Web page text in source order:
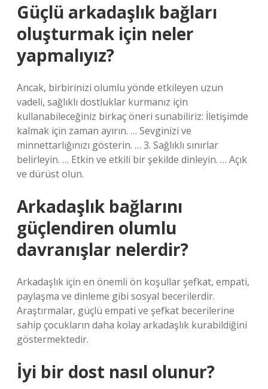
Güçlü arkadaşlık bağları
oluşturmak için neler
yapmalıyız?
Ancak, birbirinizi olumlu yönde etkileyen uzun
vadeli, sağlıklı dostluklar kurmanız için
kullanabileceğiniz birkaç öneri sunabiliriz: İletişimde
kalmak için zaman ayırın. … Sevginizi ve
minnettarlığınızı gösterin. … 3. Sağlıklı sınırlar
belirleyin. … Etkin ve etkili bir şekilde dinleyin. … Açık
ve dürüst olun.
Arkadaşlık bağlarını
güçlendiren olumlu
davranışlar nelerdir?
Arkadaşlık için en önemli ön koşullar şefkat, empati,
paylaşma ve dinleme gibi sosyal becerilerdir.
Araştırmalar, güçlü empati ve şefkat becerilerine
sahip çocukların daha kolay arkadaşlık kurabildiğini
göstermektedir.
İyi bir dost nasıl olunur?